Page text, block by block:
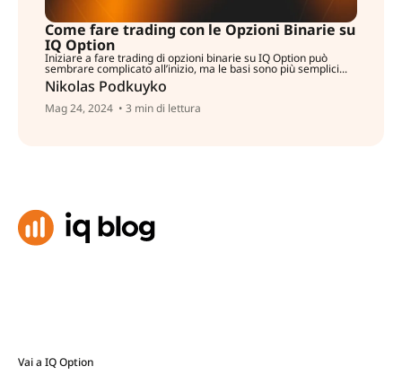
Come fare trading con le Opzioni Binarie su
IQ Option
Iniziare a fare trading di opzioni binarie su IQ Option può
sembrare complicato all’inizio, ma le basi sono più semplici...
Nikolas Podkuyko
Mag 24, 2024 • 3 min di lettura
Vai a IQ Option